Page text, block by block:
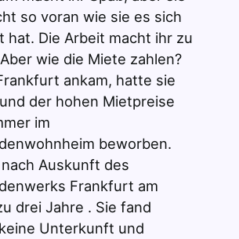
so voran wie sie es sich
hat. Die Arbeit macht ihr zu
wie die Miete zahlen?
ankam, hatte sie
der hohen Mietpreise
im
beworben.
Auskunft des
Frankfurt am
drei Jahre . Sie fand
Unterkunft und